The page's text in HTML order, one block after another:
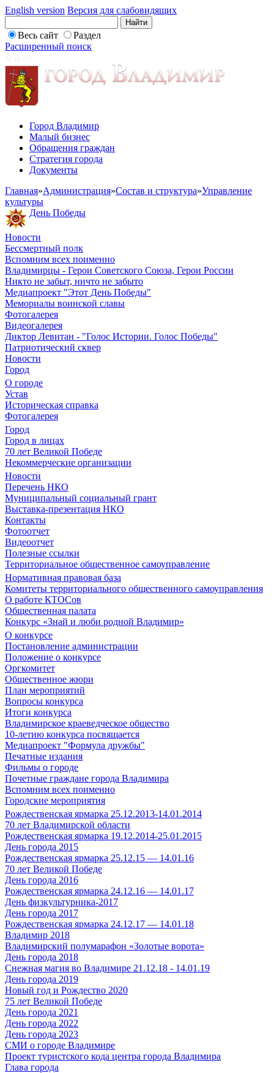
English version Версия для слабовидящих
Весь сайт
Раздел
Расширенный поиск
Город Владимир
Малый бизнес
Обращения граждан
Стратегия города
Документы
Главная»Администрация»Состав и структура»Управление
культуры
День Победы
Новости
Бессмертный полк
Вспомним всех поименно
Владимирцы - Герои Советского Союза, Герои России
Никто не забыт, ничто не забыто
Медиапроект "Этот День Победы"
Мемориалы воинской славы
Фотогалерея
Видеогалерея
Диктор Левитан - "Голос Истории. Голос Победы"
Патриотический сквер
Новости
Город
О городе
Устав
Историческая справка
Фотогалерея
Город
Город в лицах
70 лет Великой Победе
Некоммерческие организации
Новости
Перечень НКО
Муниципальный социальный грант
Выставка-презентация НКО
Контакты
Фотоотчет
Видеоотчет
Полезные ссылки
Территориальное общественное самоуправление
Нормативная правовая база
Комитеты территориального общественного самоуправления
О работе КТОСов
Общественная палата
Конкурс «Знай и люби родной Владимир»
О конкурсе
Постановление администрации
Положение о конкурсе
Оргкомитет
Общественное жюри
План мероприятий
Вопросы конкурса
Итоги конкурса
Владимирское краеведческое общество
10-летию конкурса посвящается
Медиапроект "Формула дружбы"
Печатные издания
Фильмы о городе
Почетные граждане города Владимира
Вспомним всех поименно
Городские мероприятия
Рождественская ярмарка 25.12.2013-14.01.2014
70 лет Владимирской области
Рождественская ярмарка 19.12.2014-25.01.2015
День города 2015
Рождественская ярмарка 25.12.15 — 14.01.16
70 лет Великой Победе
День города 2016
Рождественская ярмарка 24.12.16 — 14.01.17
День физкультурника-2017
День города 2017
Рождественская ярмарка 24.12.17 — 14.01.18
Владимир 2018
Владимирский полумарафон «Золотые ворота»
День города 2018
Снежная магия во Владимире 21.12.18 - 14.01.19
День города 2019
Новый год и Рождество 2020
75 лет Великой Победе
День города 2021
День города 2022
День города 2023
СМИ о городе Владимире
Проект туристского кода центра города Владимира
Глава города